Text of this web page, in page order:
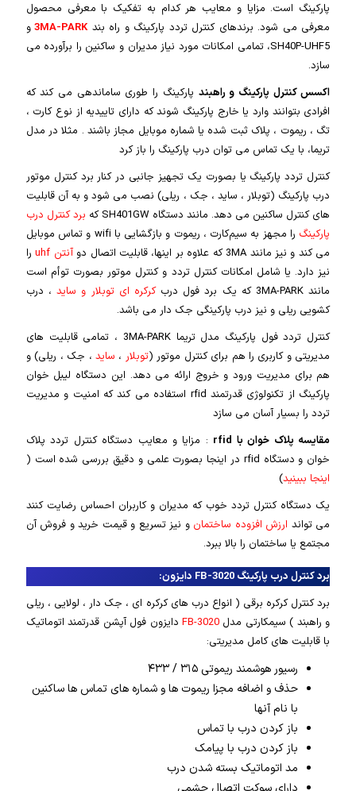
پارکینگ است. مزایا و معایب هر کدام به تفکیک با معرفی محصول
معرفی می شود. برندهای کنترل تردد پارکینگ و راه بند3MA-PARK و
SH40P-UHF5، تمامی امکانات مورد نیاز مدیران و ساکنین را برآورده می
سازد.
اکسس کنترل پارکینگ و راهبند پارکینگ را طوری ساماندهی می کند که
افرادی بتوانند وارد یا خارج پارکینگ شوند که دارای تاییدیه از نوع کارت ،
تگ ، ریموت ، پلاک ثبت شده یا شماره موبایل مجاز باشند . مثلا در مدل
تریما، با یک تماس می توان درب پارکینگ را باز کرد
کنترل تردد پارکینگ یا بصورت یک تجهیز جانبی در کنار برد کنترل موتور
درب پارکینگ (توبلار ، ساید ، جک ، ریلی) نصب می شود و به آن قابلیت
های کنترل ساکنین می دهد. مانند دستگاه SH401GW که
برد کنترل درب
پارکینگ
را مجهز به سیم‌کارت ، ریموت و بازگشایی با wifi و تماس موبایل
می کند و نیز مانند 3MA که علاوه بر اینها، قابلیت اتصال دو
آنتن uhf
را
نیز دارد. یا شامل امکانات کنترل تردد و کنترل موتور بصورت توأم است
مانند 3MA-PARK که یک برد فول درب
کرکره ای توبلار و ساید، درب
کشویی ریلی و نیز درب پارکینگی جک دار می باشد.
کنترل تردد فول پارکینگ مدل تریما 3MA-PARK ، تمامی قابلیت های
مدیریتی و کاربری را هم برای کنترل موتور (توبلار ، ساید ، جک ، ریلی) و
هم برای مدیریت ورود و خروج ارائه می دهد. این دستگاه لیبل خوان
پارکینگ از تکنولوژی قدرتمند rfid استفاده می کند که امنیت و مدیریت
تردد را بسیار آسان می سازد
مقایسه پلاک خوان با rfid
: مزایا و معایب دستگاه کنترل تردد پلاک
خوان و دستگاه rfid در اینجا بصورت علمی و دقیق بررسی شده است (
اینجا ببینید)
یک دستگاه کنترل تردد خوب که مدیران و کاربران احساس رضایت کنند
می تواند ارزش افزوده ساختمان و نیز تسریع و قیمت خرید و فروش آن
مجتمع یا ساختمان را بالا ببرد.
برد کنترل درب پارکینگ FB-3020 دایزون:
برد کنترل کرکره برقی ( انواع درب های کرکره ای ، جک دار ، لولایی ، ریلی
و راهبند ) سیمکارتی مدل FB-3020 دایزون فول آپشن قدرتمند اتوماتیک
با قابلیت های کامل مدیریتی:
رسیور هوشمند ریموتی ۳۱۵ / ۴۳۳
حذف و اضافه مجزا ریموت ها و شماره های تماس ها ساکنین
با نام آنها
باز کردن درب با تماس
باز کردن درب با پیامک
مد اتوماتیک بسته شدن درب